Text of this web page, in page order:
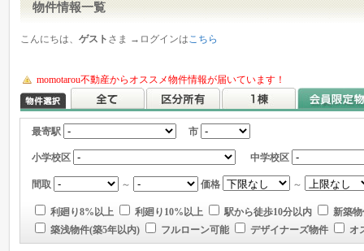
物件情報一覧
こんにちは、 ゲスト さま →ログインはこちら
momotarou不動産からオススメ物件情報が届いています！
最寄駅 市
小学校区 中学校区
間取 ～ 価格 ～
利廻り8%以上 利廻り10%以上 駅から徒歩10分以内
新築
築浅物件(築5年以内)
フルローン可能 デザイナーズ物件 オ